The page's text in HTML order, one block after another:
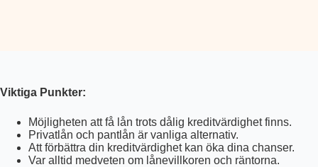
Viktiga Punkter:
Möjligheten att få lån trots dålig kreditvärdighet finns.
Privatlån och pantlån är vanliga alternativ.
Att förbättra din kreditvärdighet kan öka dina chanser.
Var alltid medveten om lånevillkoren och räntorna.